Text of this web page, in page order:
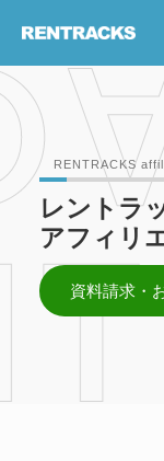
RENTRACKS
レントラ
アフィリ
資料請求・